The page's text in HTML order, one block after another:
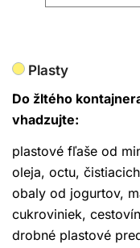
Plasty
Do žltého
vhadzujte:
plastové fľaše od
oleja, octu,
obaly od jogurtov,
cukroviniek,
drobné plastové